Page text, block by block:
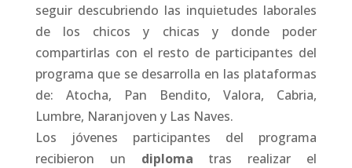
seguir descubriendo las inquietudes laborales
de los chicos y chicas y donde poder
compartirlas con el resto de participantes del
programa que se desarrolla en las plataformas
de: Atocha, Pan Bendito, Valora, Cabria,
Lumbre, Naranjoven y Las Naves.
Los jóvenes participantes del programa
recibieron un diploma tras realizar el